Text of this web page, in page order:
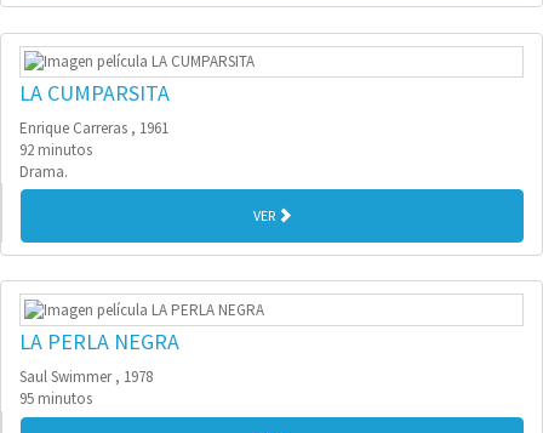
LA CUMPARSITA
Enrique Carreras , 1961
92 minutos
Drama.
VER
LA PERLA NEGRA
Saul Swimmer , 1978
95 minutos